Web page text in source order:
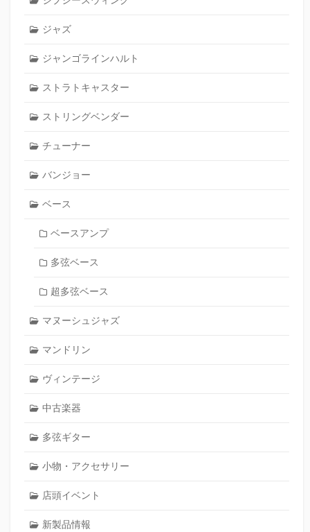
ジャズ
ジャンゴラインハルト
ストラトキャスター
ストリングベンダー
チューナー
バンジョー
ベース
ベースアンプ
多弦ベース
超多弦ベース
マヌーシュジャズ
マンドリン
ヴィンテージ
中古楽器
多弦ギター
小物・アクセサリー
店頭イベント
新製品情報